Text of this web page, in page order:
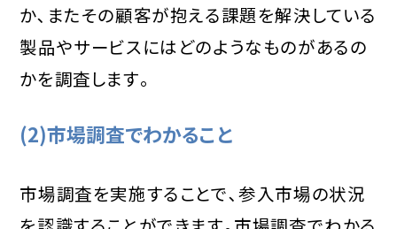
か､またその顧客が抱える課題を解決している
製品やサービスにはどのようなものがあるの
かを調査します｡
(2)市場調査でわかること
市場調査を実施することで､参入市場の状況